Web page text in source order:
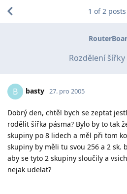
Rozdělení
1 of2 posts
B basty 27. pro 2005
Dobrý den, chtěl bych se zeptat
rodělit šířka pásma? Bylo by to tak
skupiny po 8 lidech a měl při tom
skupiny by měli tu svou 256 a 2 sk.
aby se tyto 2 skupiny sloučily a
nejak udelat?